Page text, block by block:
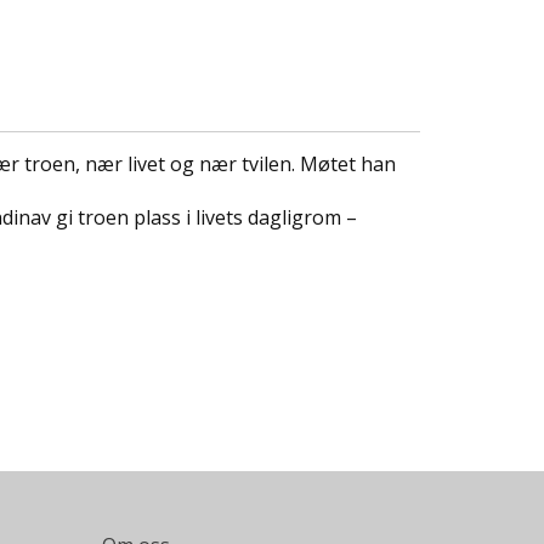
troen, nær livet og nær tvilen. Møtet han
gi troen plass i livets dagligrom –